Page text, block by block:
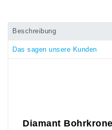
Beschreibung
Das sagen unsere Kunden
Diamant